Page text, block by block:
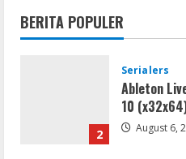
BERITA POPULER
2
3
Assassin’s
Deluxe
for
August 6,